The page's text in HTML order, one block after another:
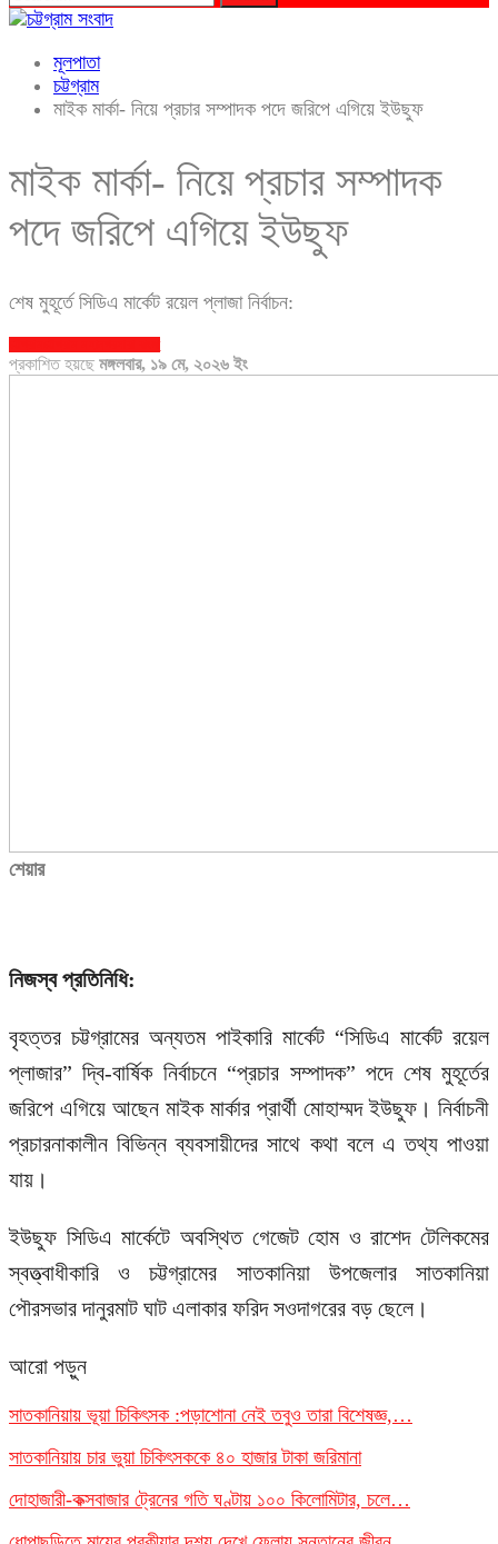
মূলপাতা
চট্টগ্রাম
মাইক মার্কা- নিয়ে প্রচার সম্পাদক পদে জরিপে এগিয়ে ইউছুফ
মাইক মার্কা- নিয়ে প্রচার সম্পাদক
পদে জরিপে এগিয়ে ইউছুফ
শেষ মুহূর্তে সিডিএ মার্কেট রয়েল প্লাজা নির্বাচন:
সারা বাংলা
প্রকাশিত হয়ছে মঙ্গলবার, ১৯ মে, ২০২৬ ইং
শেয়ার
নিজস্ব প্রতিনিধি:
বৃহত্তর চট্টগ্রামের অন্যতম পাইকারি মার্কেট “সিডিএ মার্কেট রয়েল
প্লাজার” দ্বি-বার্ষিক নির্বাচনে “প্রচার সম্পাদক” পদে শেষ মুহূর্তের
জরিপে এগিয়ে আছেন মাইক মার্কার প্রার্থী মোহাম্মদ ইউছুফ। নির্বাচনী
প্রচারনাকালীন বিভিন্ন ব্যবসায়ীদের সাথে কথা বলে এ তথ্য পাওয়া
যায়।
ইউছুফ সিডিএ মার্কেটে অবস্থিত গেজেট হোম ও রাশেদ টেলিকমের
স্বত্ত্বাধীকারি ও চট্টগ্রামের সাতকানিয়া উপজেলার সাতকানিয়া
পৌরসভার দানুরমাট ঘাট এলাকার ফরিদ সওদাগরের বড় ছেলে।
আরো পড়ুন
সাতকানিয়ায় ভূয়া চিকিৎসক :পড়াশোনা নেই তবুও তারা বিশেষজ্ঞ,…
সাতকানিয়ায় চার ভুয়া চিকিৎসককে ৪০ হাজার টাকা জরিমানা
দোহাজারী-কক্সবাজার ট্রেনের গতি ঘণ্টায় ১০০ কিলোমিটার, চলে…